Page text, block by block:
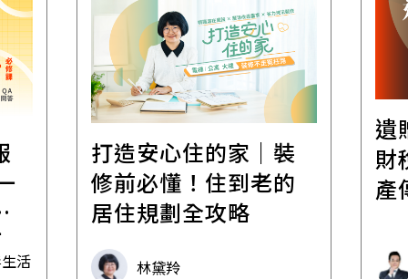
活
打造安心住的家｜裝
修前必懂！住到老的
居住規劃全攻略
林黛羚
遺
財
產